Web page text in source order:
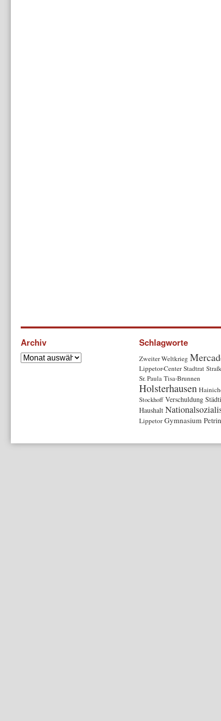
Archiv Schlagworte
Zweiter Weltkrieg
Lippetor-Center Stadtrat
Sr. Paula Tisa-Brunnen
Holsterhausen
Stockhoff Verschuldung
Haushalt
Lippetor Gymnasium